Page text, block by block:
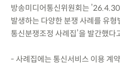
방송미디어통신위원회는
발생하는 다양한 분쟁 사례를 유
통신분쟁조정 사례집’을 발간했다
- 사례집에는 통신서비스 이용 계